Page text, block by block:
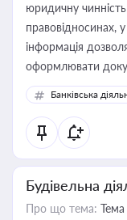
юридичну
правовідносинах,
інформація
оформлювати
забезпечувати їх
контрагентами
Банківська
Будівельна
Про що тема: